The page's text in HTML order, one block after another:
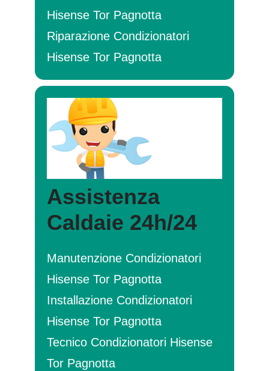
Hisense Tor Pagnotta
Riparazione Condizionatori
Hisense Tor Pagnotta
Assistenza
Caldaie 24h/24
Manutenzione Condizionatori
Hisense Tor Pagnotta
Installazione Condizionatori
Hisense Tor Pagnotta
Tecnico Condizionatori Hisense
Tor Pagnotta